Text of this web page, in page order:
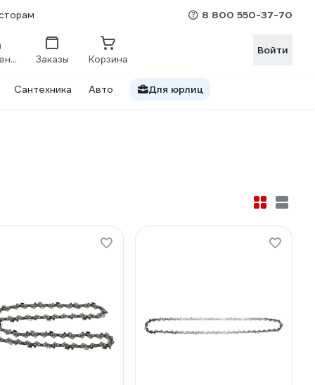
8 800 550-37-70
Сравнение Заказы Корзина
Войти
Сантехника Авто Для юрлиц